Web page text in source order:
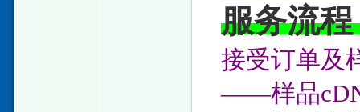
服务流程
接受订单
——样品